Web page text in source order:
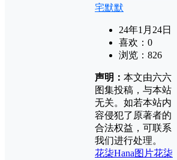
宅默默
24年1月24日
喜欢： 0
浏览： 826
声明： 本文由六六
图集投稿，与本站
无关。如若本站内
容侵犯了原著者的
合法权益，可联系
我们进行处理。
花柒Hana图片花柒